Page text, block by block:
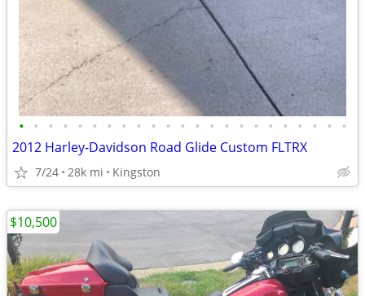
• • • • • • • • • • • • • • • • • • • • • • •
2012 Harley-Davidson Road Glide Custom FLTRX
7/24 28k mi Kingston
$10,500